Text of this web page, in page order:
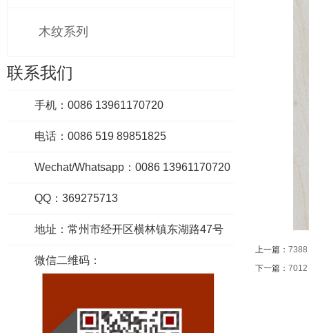
木纹系列
联系我们
手机：0086 13961170720
电话：0086 519 89851825
Wechat/Whatsapp：0086 13961170720
QQ：369275713
地址：常州市经开区横林镇东湖路47号
微信二维码：
上一篇： 7388
下一篇： 7012